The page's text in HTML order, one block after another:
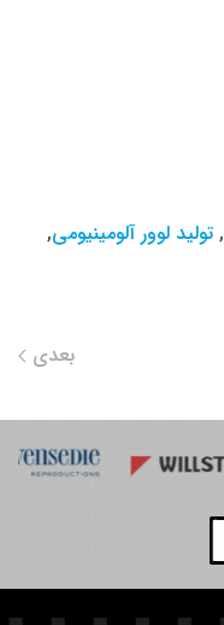
, تولید لوور آلومینیومی,
بعدی